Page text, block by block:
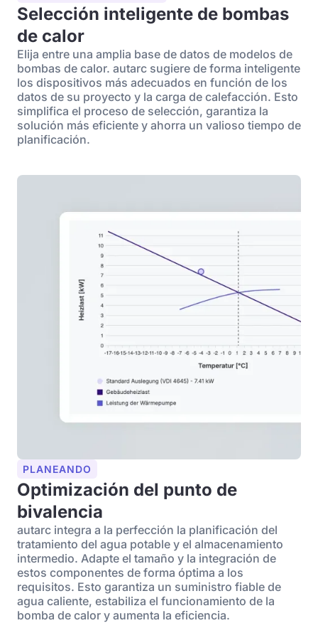
Selección inteligente de bombas
de calor
Elija entre una amplia base de datos de modelos de
bombas de calor. autarc sugiere de forma inteligente
los dispositivos más adecuados en función de los
datos de su proyecto y la carga de calefacción. Esto
simplifica el proceso de selección, garantiza la
solución más eficiente y ahorra un valioso tiempo de
planificación.
PLANEANDO
Optimización del punto de
bivalencia
autarc integra a la perfección la planificación del
tratamiento del agua potable y el almacenamiento
intermedio. Adapte el tamaño y la integración de
estos componentes de forma óptima a los
requisitos. Esto garantiza un suministro fiable de
agua caliente, estabiliza el funcionamiento de la
bomba de calor y aumenta la eficiencia.